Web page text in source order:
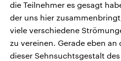
die Teilnehmer es gesagt
der uns hier
viele verschiedene
zu vereinen. Gerade eben an
dieser Sehnsuchtsgestalt